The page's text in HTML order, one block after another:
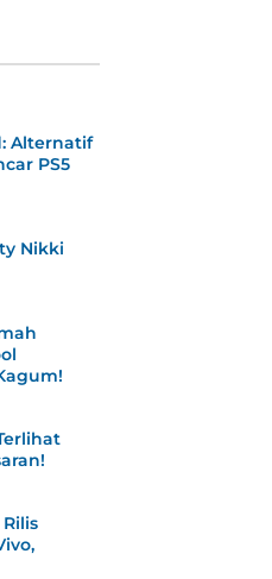
Alternatif
PS5
Nikki